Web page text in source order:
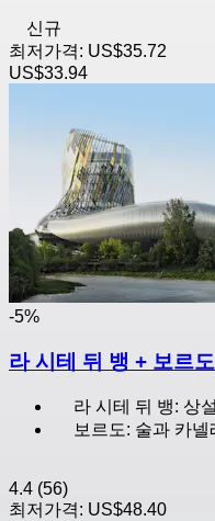
신규
최저가격: US$35.72
US$33.94
-5%
라 시테 뒤 뱅 + 보르
라 시테 뒤 뱅: 상
보르도: 술과 카
4.4 (56)
최저가격: US$48.40